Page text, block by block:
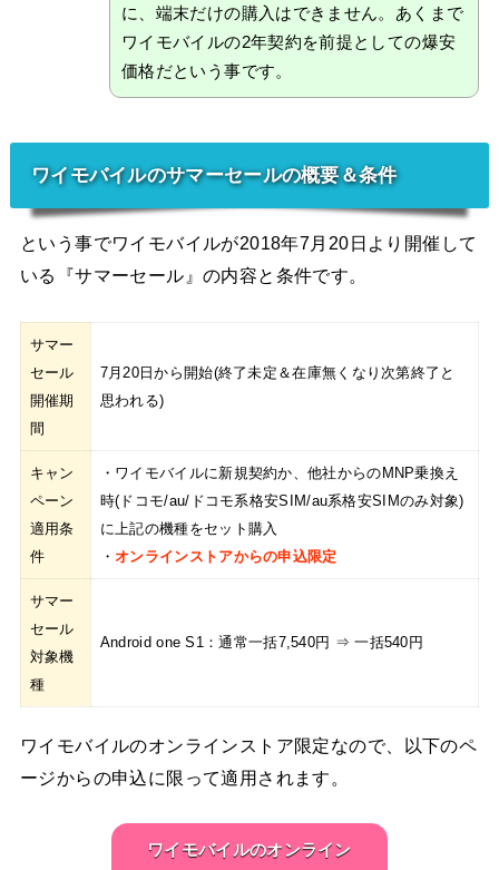
に、端末だけの購入はできません。あくまで
ワイモバイルの2年契約を前提としての爆安
価格だという事です。
ワイモバイルのサマーセールの概要＆条件
という事でワイモバイルが2018年7月20日より開催して
いる『サマーセール』の内容と条件です。
サマー
セール
開催期
間
7月20日から開始(終了未定＆在庫無くなり次第終了と
思われる)
キャン
ペーン
適用条
件
・ワイモバイルに新規契約か、他社からのMNP乗換え
時(ドコモ/au/ドコモ系格安SIM/au系格安SIMのみ対象)
に上記の機種をセット購入
・オンラインストアからの申込限定
サマー
セール
対象機
種
Android one S1：通常一括7,540円 ⇒ 一括540円
ワイモバイルのオンラインストア限定なので、以下のペ
ージからの申込に限って適用されます。
ワイモバイルのオンライン